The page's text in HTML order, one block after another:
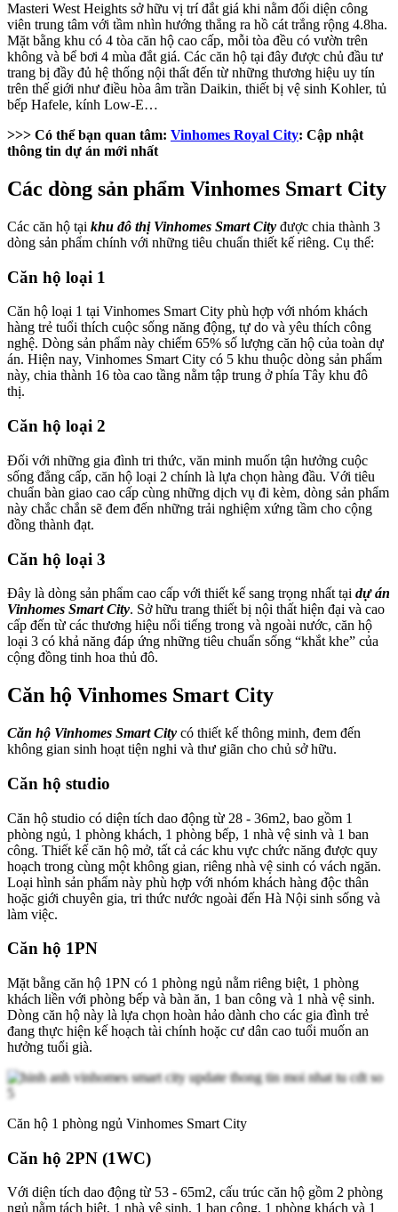
Masteri West Heights sở hữu vị trí đắt giá khi nằm đối diện công
viên trung tâm với tầm nhìn hướng thẳng ra hồ cát trắng rộng 4.8ha.
Mặt bằng khu có 4 tòa căn hộ cao cấp, mỗi tòa đều có vườn trên
không và bể bơi 4 mùa đắt giá. Các căn hộ tại đây được chủ đầu tư
trang bị đầy đủ hệ thống nội thất đến từ những thương hiệu uy tín
trên thế giới như điều hòa âm trần Daikin, thiết bị vệ sinh Kohler, tủ
bếp Hafele, kính Low-E…
>>> Có thể bạn quan tâm: Vinhomes Royal City: Cập nhật
thông tin dự án mới nhất
Các dòng sản phẩm Vinhomes Smart City
Các căn hộ tại khu đô thị Vinhomes Smart City được chia thành 3
dòng sản phẩm chính với những tiêu chuẩn thiết kế riêng. Cụ thể:
Căn hộ loại 1
Căn hộ loại 1 tại Vinhomes Smart City phù hợp với nhóm khách
hàng trẻ tuổi thích cuộc sống năng động, tự do và yêu thích công
nghệ. Dòng sản phẩm này chiếm 65% số lượng căn hộ của toàn dự
án. Hiện nay, Vinhomes Smart City có 5 khu thuộc dòng sản phẩm
này, chia thành 16 tòa cao tầng nằm tập trung ở phía Tây khu đô
thị.
Căn hộ loại 2
Đối với những gia đình tri thức, văn minh muốn tận hưởng cuộc
sống đẳng cấp, căn hộ loại 2 chính là lựa chọn hàng đầu. Với tiêu
chuẩn bàn giao cao cấp cùng những dịch vụ đi kèm, dòng sản phẩm
này chắc chắn sẽ đem đến những trải nghiệm xứng tầm cho cộng
đồng thành đạt.
Căn hộ loại 3
Đây là dòng sản phẩm cao cấp với thiết kế sang trọng nhất tại dự án
Vinhomes Smart City. Sở hữu trang thiết bị nội thất hiện đại và cao
cấp đến từ các thương hiệu nổi tiếng trong và ngoài nước, căn hộ
loại 3 có khả năng đáp ứng những tiêu chuẩn sống “khắt khe” của
cộng đồng tinh hoa thủ đô.
Căn hộ Vinhomes Smart City
Căn hộ Vinhomes Smart City có thiết kế thông minh, đem đến
không gian sinh hoạt tiện nghi và thư giãn cho chủ sở hữu.
Căn hộ studio
Căn hộ studio có diện tích dao động từ 28 - 36m2, bao gồm 1
phòng ngủ, 1 phòng khách, 1 phòng bếp, 1 nhà vệ sinh và 1 ban
công. Thiết kế căn hộ mở, tất cả các khu vực chức năng được quy
hoạch trong cùng một không gian, riêng nhà vệ sinh có vách ngăn.
Loại hình sản phẩm này phù hợp với nhóm khách hàng độc thân
hoặc giới chuyên gia, tri thức nước ngoài đến Hà Nội sinh sống và
làm việc.
Căn hộ 1PN
Mặt bằng căn hộ 1PN có 1 phòng ngủ nằm riêng biệt, 1 phòng
khách liền với phòng bếp và bàn ăn, 1 ban công và 1 nhà vệ sinh.
Dòng căn hộ này là lựa chọn hoàn hảo dành cho các gia đình trẻ
đang thực hiện kế hoạch tài chính hoặc cư dân cao tuổi muốn an
hưởng tuổi già.
Căn hộ 1 phòng ngủ Vinhomes Smart City
Căn hộ 2PN (1WC)
Với diện tích dao động từ 53 - 65m2, cấu trúc căn hộ gồm 2 phòng
ngủ nằm tách biệt, 1 nhà vệ sinh, 1 ban công, 1 phòng khách và 1